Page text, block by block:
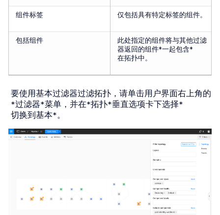
组件标签 仅包括具有特定标签的组件。
包括组件
此处指定的组件将与其他过滤
器返回的组件*一起包含*
在拓扑中。
要使用基本过滤器过滤拓扑，请单击用户界面右上角的
*过滤器*菜单，并在*拓扑*垂直选项卡下选择*
切换到基本*。